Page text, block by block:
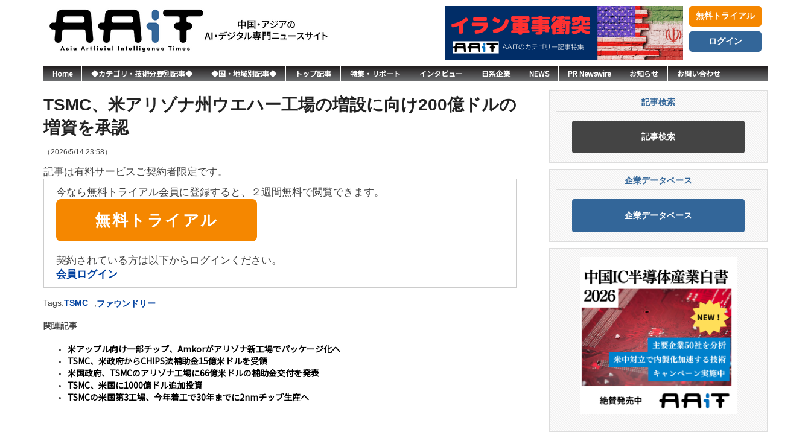
無料トライアル
ログイン
Home ◆カテゴリ・技術分野別記事◆ ◆国・地域別記事◆ トップ記事 特集・リポート インタビュー 日系企業 NEWS PR Newswire お知らせ お問い合わせ
TSMC、米アリゾナ州ウエハー工場の増設に向け200億ドルの
増資を承認
（2026/5/14 23:58）
記事は有料サービスご契約者限定です。
今なら無料トライアル会員に登録すると、２週間無料で閲覧できます。
無料トライアル
契約されている方は以下からログインください。
会員ログイン
Tags:TSMC ファウンドリー
関連記事
米アップル向け一部チップ、Amkorがアリゾナ新工場でパッケージ化へ
TSMC、米政府からCHIPS法補助金15億米ドルを受領
米国政府、TSMCのアリゾナ工場に66億米ドルの補助金交付を発表
TSMC、米国に1000億ドル追加投資
TSMCの米国第3工場、今年着工で30年までに2nmチップ生産へ
記事検索
記事検索
企業データベース
企業データベース